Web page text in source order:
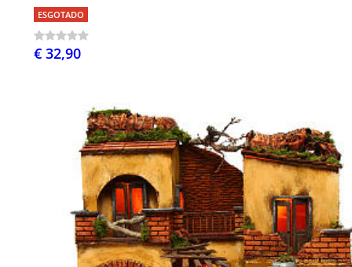
ESGOTADO
€ 32,90